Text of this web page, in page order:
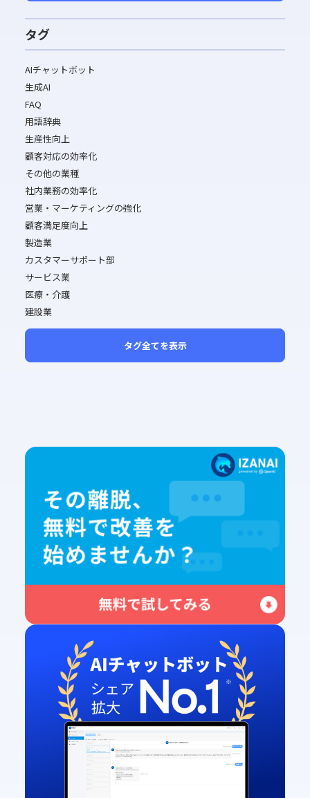
タグ
AIチャットボット
生成AI
FAQ
用語辞典
生産性向上
顧客対応の効率化
その他の業種
社内業務の効率化
営業・マーケティングの強化
顧客満足度向上
製造業
カスタマーサポート部
サービス業
医療・介護
建設業
タグ全てを表示